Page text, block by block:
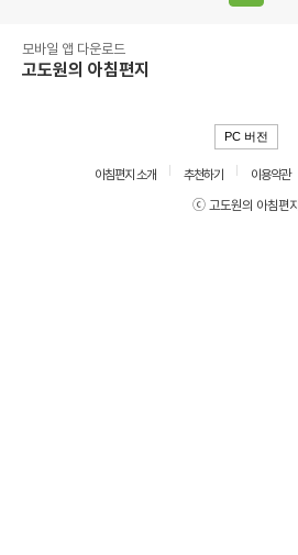
모바일 앱 다운로드
고도원의 아침편지
PC 버전
아침편지 소개 추천하기 이용약관
ⓒ 고도원의 아침편지